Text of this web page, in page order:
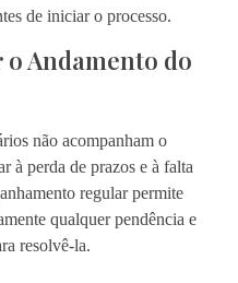
de iniciar o processo.
o Andamento do
não acompanham o
à perda de prazos e à falta
regular permite
qualquer pendência e
resolvê-la.